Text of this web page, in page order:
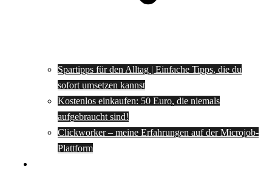
Spartipps für den Alltag | Einfache Tipps, die du
sofort umsetzen kannst
Kostenlos einkaufen: 50 Euro, die niemals
aufgebraucht sind!
Clickworker – meine Erfahrungen auf der Microjob-
Plattform